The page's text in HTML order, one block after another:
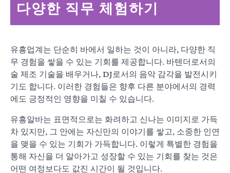
다양한 직무 체험하기
유흥업계는 단순히 바에서 일하는 것이 아니라, 다양한 직
무 경험을 쌓을 수 있는 기회를 제공합니다. 바텐더로서의
술 제조 기술을 배우거나, DJ로서의 음악 감각을 발전시키
기도 합니다. 이러한 경험들은 향후 다른 분야에서의 경력
에도 긍정적인 영향을 미칠 수 있습니다.
유흥알바는 표면적으로는 화려하고 신나는 이미지로 가득
차 있지만, 그 안에는 자신만의 이야기를 쌓고, 소중한 인연
을 맺을 수 있는 기회가 가득합니다. 이렇게 특별한 경험을
통해 자신을 더 알아가고 성장할 수 있는 기회를 찾는 것은
어떤 여정보다도 값진 시간이 될 것입니다.